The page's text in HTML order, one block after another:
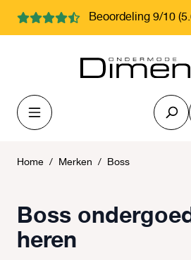
Beoordeling 9/10
Home / Merken / Boss
Boss
heren